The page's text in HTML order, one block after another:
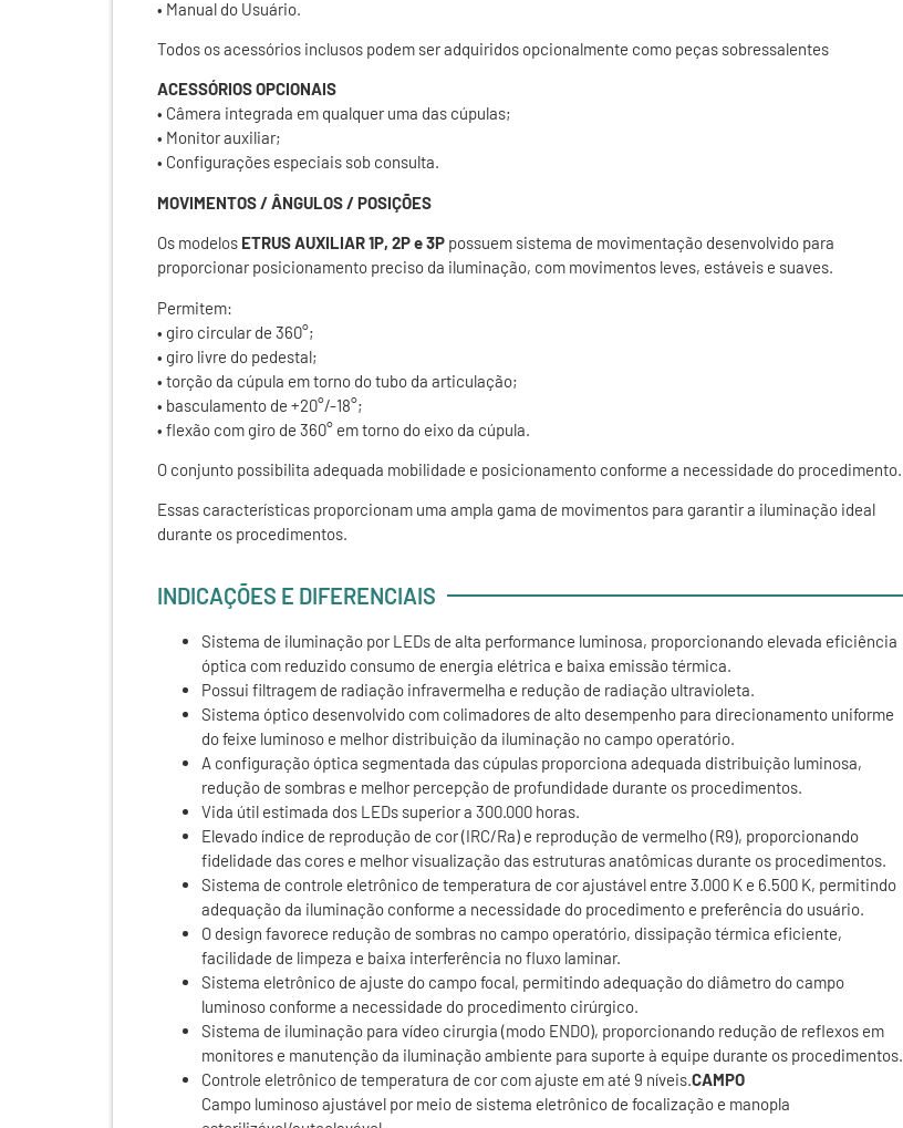
• Manual do Usuário.
Todos os acessórios inclusos podem ser adquiridos opcionalmente como peças sobressalentes
ACESSÓRIOS OPCIONAIS
• Câmera integrada em qualquer uma das cúpulas;
• Monitor auxiliar;
• Configurações especiais sob consulta.
MOVIMENTOS / ÂNGULOS / POSIÇÕES
Os modelos ETRUS AUXILIAR 1P, 2P e 3P possuem sistema de movimentação desenvolvido para
proporcionar posicionamento preciso da iluminação, com movimentos leves, estáveis e suaves.
Permitem:
• giro circular de 360°;
• giro livre do pedestal;
• torção da cúpula em torno do tubo da articulação;
• basculamento de +20°/-18°;
• flexão com giro de 360° em torno do eixo da cúpula.
O conjunto possibilita adequada mobilidade e posicionamento conforme a necessidade do procedimento.
Essas características proporcionam uma ampla gama de movimentos para garantir a iluminação ideal
durante os procedimentos.
INDICAÇÕES E DIFERENCIAIS
Sistema de iluminação por LEDs de alta performance luminosa, proporcionando elevada eficiência
óptica com reduzido consumo de energia elétrica e baixa emissão térmica.
Possui filtragem de radiação infravermelha e redução de radiação ultravioleta.
Sistema óptico desenvolvido com colimadores de alto desempenho para direcionamento uniforme
do feixe luminoso e melhor distribuição da iluminação no campo operatório.
A configuração óptica segmentada das cúpulas proporciona adequada distribuição luminosa,
redução de sombras e melhor percepção de profundidade durante os procedimentos.
Vida útil estimada dos LEDs superior a 300.000 horas.
Elevado índice de reprodução de cor (IRC/Ra) e reprodução de vermelho (R9), proporcionando
fidelidade das cores e melhor visualização das estruturas anatômicas durante os procedimentos.
Sistema de controle eletrônico de temperatura de cor ajustável entre 3.000 K e 6.500 K, permitindo
adequação da iluminação conforme a necessidade do procedimento e preferência do usuário.
O design favorece redução de sombras no campo operatório, dissipação térmica eficiente,
facilidade de limpeza e baixa interferência no fluxo laminar.
Sistema eletrônico de ajuste do campo focal, permitindo adequação do diâmetro do campo
luminoso conforme a necessidade do procedimento cirúrgico.
Sistema de iluminação para vídeo cirurgia (modo ENDO), proporcionando redução de reflexos em
monitores e manutenção da iluminação ambiente para suporte à equipe durante os procedimentos.
Controle eletrônico de temperatura de cor com ajuste em até 9 níveis.CAMPO
Campo luminoso ajustável por meio de sistema eletrônico de focalização e manopla